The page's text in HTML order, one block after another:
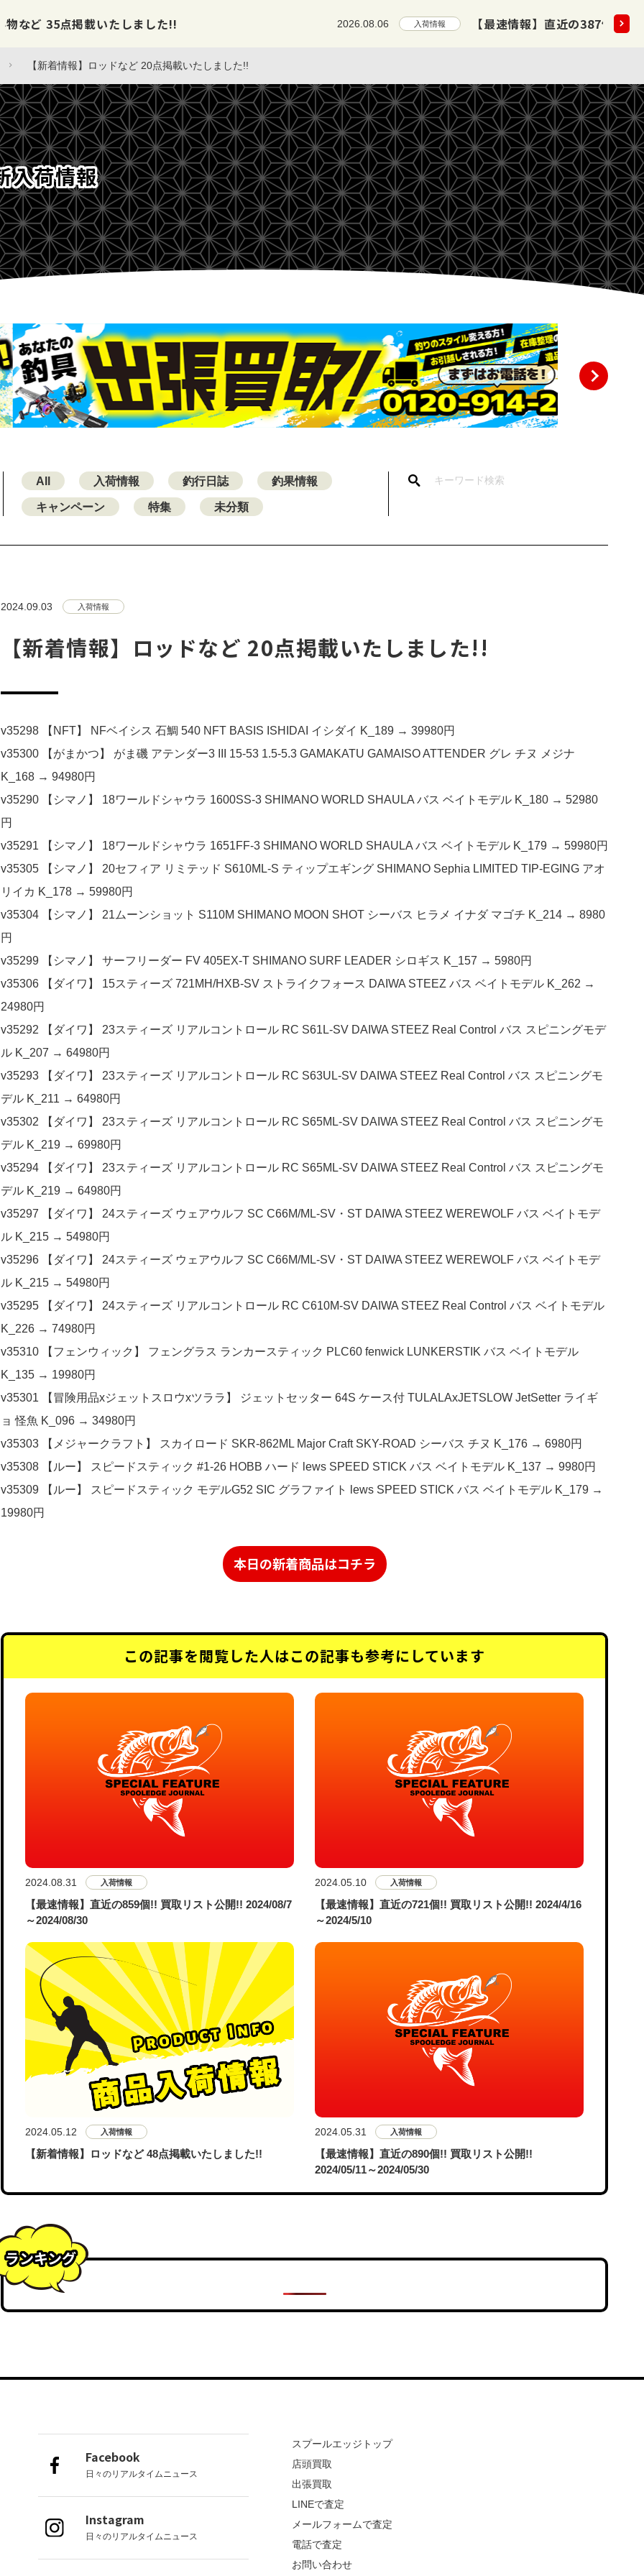
2026.08.06 入荷情報 【最速情報】直近の387個!! 買取リスト公開!! 2026/07/25～2026/08/04
【新着情報】ロッドなど 20点掲載いたしました!!
入荷情報
All 入荷情報 釣行日誌 釣果情報
キャンペーン 特集 未分類
2024.09.03 入荷情報
【新着情報】ロッドなど 20点掲載いたしました!!
v35298 【NFT】 NFベイシス 石鯛 540 NFT BASIS ISHIDAI イシダイ K_189 → 39980円
v35300 【がまかつ】 がま磯 アテンダー3 III 15-53 1.5-5.3 GAMAKATU GAMAISO ATTENDER グレ チヌ メジナ
K_168 → 94980円
v35290 【シマノ】 18ワールドシャウラ 1600SS-3 SHIMANO WORLD SHAULA バス ベイトモデル K_180 → 52980
円
v35291 【シマノ】 18ワールドシャウラ 1651FF-3 SHIMANO WORLD SHAULA バス ベイトモデル K_179 → 59980円
v35305 【シマノ】 20セフィア リミテッド S610ML-S ティップエギング SHIMANO Sephia LIMITED TIP-EGING アオ
リイカ K_178 → 59980円
v35304 【シマノ】 21ムーンショット S110M SHIMANO MOON SHOT シーバス ヒラメ イナダ マゴチ K_214 → 8980
円
v35299 【シマノ】 サーフリーダー FV 405EX-T SHIMANO SURF LEADER シロギス K_157 → 5980円
v35306 【ダイワ】 15スティーズ 721MH/HXB-SV ストライクフォース DAIWA STEEZ バス ベイトモデル K_262 →
24980円
v35292 【ダイワ】 23スティーズ リアルコントロール RC S61L-SV DAIWA STEEZ Real Control バス スピニングモデ
ル K_207 → 64980円
v35293 【ダイワ】 23スティーズ リアルコントロール RC S63UL-SV DAIWA STEEZ Real Control バス スピニングモ
デル K_211 → 64980円
v35302 【ダイワ】 23スティーズ リアルコントロール RC S65ML-SV DAIWA STEEZ Real Control バス スピニングモ
デル K_219 → 69980円
v35294 【ダイワ】 23スティーズ リアルコントロール RC S65ML-SV DAIWA STEEZ Real Control バス スピニングモ
デル K_219 → 64980円
v35297 【ダイワ】 24スティーズ ウェアウルフ SC C66M/ML-SV・ST DAIWA STEEZ WEREWOLF バス ベイトモデ
ル K_215 → 54980円
v35296 【ダイワ】 24スティーズ ウェアウルフ SC C66M/ML-SV・ST DAIWA STEEZ WEREWOLF バス ベイトモデ
ル K_215 → 54980円
v35295 【ダイワ】 24スティーズ リアルコントロール RC C610M-SV DAIWA STEEZ Real Control バス ベイトモデル
K_226 → 74980円
v35310 【フェンウィック】 フェングラス ランカースティック PLC60 fenwick LUNKERSTIK バス ベイトモデル
K_135 → 19980円
v35301 【冒険用品xジェットスロウxツララ】 ジェットセッター 64S ケース付 TULALAxJETSLOW JetSetter ライギ
ョ 怪魚 K_096 → 34980円
v35303 【メジャークラフト】 スカイロード SKR-862ML Major Craft SKY-ROAD シーバス チヌ K_176 → 6980円
v35308 【ルー】 スピードスティック #1-26 HOBB ハード lews SPEED STICK バス ベイトモデル K_137 → 9980円
v35309 【ルー】 スピードスティック モデルG52 SIC グラファイト lews SPEED STICK バス ベイトモデル K_179 →
19980円
本日の新着商品はコチラ
この記事を閲覧した人はこの記事も参考にしています
2024.08.31 入荷情報
【最速情報】直近の859個!! 買取リスト公開!! 2024/08/7
～2024/08/30
2024.05.10 入荷情報
【最速情報】直近の721個!! 買取リスト公開!! 2024/4/16
～2024/5/10
2024.05.12 入荷情報
【新着情報】ロッドなど 48点掲載いたしました!!
2024.05.31 入荷情報
【最速情報】直近の890個!! 買取リスト公開!!
2024/05/11～2024/05/30
ランキング
Facebook
日々のリアルタイムニュース
Instagram
日々のリアルタイムニュース
スプールエッジトップ
店頭買取
出張買取
LINEで査定
メールフォームで査定
電話で査定
お問い合わせ